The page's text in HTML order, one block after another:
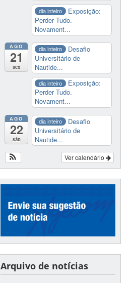
dia inteiro
Exposição:
Perder Tudo.
Novament...
AGO
21
sex
dia inteiro
Desafio
Universitário de
Nautide...
dia inteiro
Exposição:
Perder Tudo.
Novament...
AGO
22
sáb
dia inteiro
Desafio
Universitário de
Nautide...
Ver calendário
Arquivo de notícias